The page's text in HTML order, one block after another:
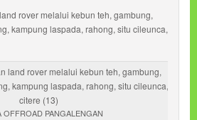
OFFROAD PANGALENGAN